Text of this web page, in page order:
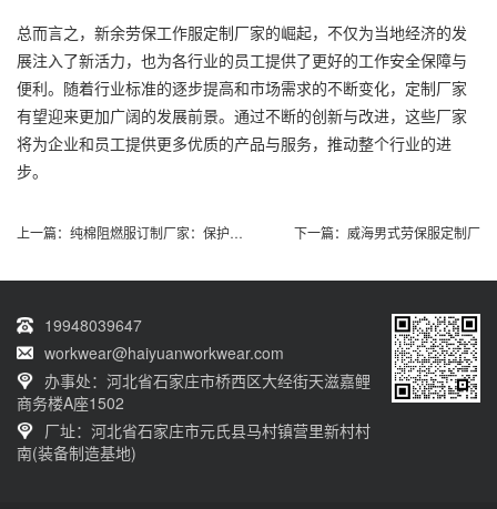
总而言之，新余劳保工作服定制厂家的崛起，不仅为当地经济的发
展注入了新活力，也为各行业的员工提供了更好的工作安全保障与
便利。随着行业标准的逐步提高和市场需求的不断变化，定制厂家
有望迎来更加广阔的发展前景。通过不断的创新与改进，这些厂家
将为企业和员工提供更多优质的产品与服务，推动整个行业的进
步。
上一篇： 纯棉阻燃服订制厂家：保护劳动者安全的首选 下一篇： 威海男式劳保服定制厂
19948039647
workwear@haiyuanworkwear.com
办事处：河北省石家庄市桥西区大经街天滋嘉鲤
商务楼A座1502
厂址：河北省石家庄市元氏县马村镇营里新村村
南(装备制造基地)